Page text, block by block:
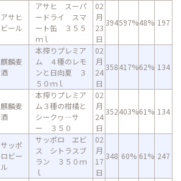
アサヒ
ビール
アサヒ スーパ
ードライ スマ
ート缶 ３５５
ｍｌ
02
月
23
日
394597%48% 197
麒麟麦
酒
本搾りプレミア
ム ４種のレモ
ンと日向夏 ３
５０ｍｌ
02
月
24
日
358417%62% 134
麒麟麦
酒
本搾りプレミア
ム３種の柑橘と
シークヮ―サ
ー ３５０
02
月
24
日
352403%61% 134
サッポ
ロビー
ル
サッポロ ヱビ
ス シトラスブ
ラン ３５０ｍ
ｌ
02
月
17
日
348 60% 61% 247